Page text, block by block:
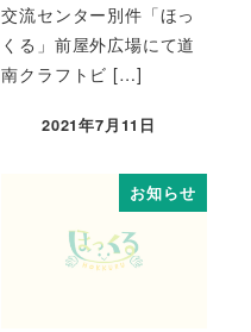
交流センター別件「ほっ
くる」前屋外広場にて道
南クラフトビ […]
2021年7月11日
お知らせ